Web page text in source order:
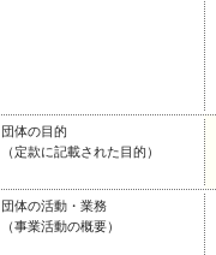
団体の目的
（定款に記載された目的）
団体の活動・業務
（事業活動の概要）